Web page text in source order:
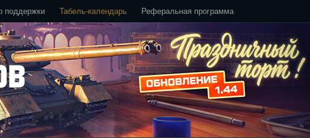
поддержки Табель-календарь Реферальная программа